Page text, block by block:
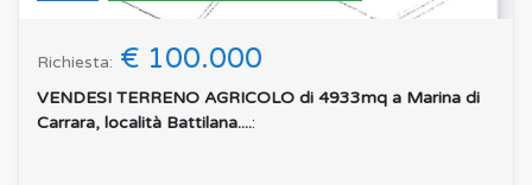
Richiesta: € 100.000
VENDESI TERRENO AGRICOLO di 4933mq a Marina di
Carrara, località Battilana....: